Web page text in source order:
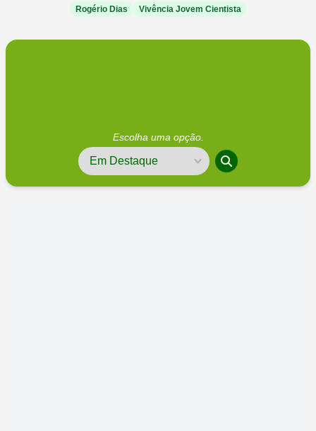
Rogério Dias Vivência Jovem Cientista
Escolha uma opção.